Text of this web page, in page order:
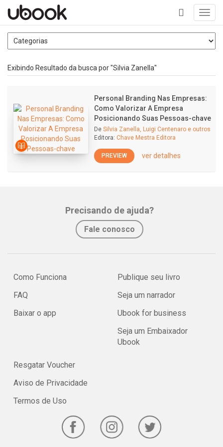
+
Exibindo Resultado da busca por "Silvia Zanella"
Personal Branding Nas Empresas:
Como Valorizar A Empresa
Posicionando Suas Pessoas-chave
De Silvia Zanella, Luigi Centenaro e outros
Editora: Chave Mestra Editora
PREVIEW ver detalhes
Precisando de ajuda?
Fale conosco
Como Funciona
FAQ
Baixar o app
Publique seu livro
Seja um narrador
Ubook for business
Seja um Embaixador
Ubook
Resgatar Voucher
Aviso de Privacidade
Termos de Uso